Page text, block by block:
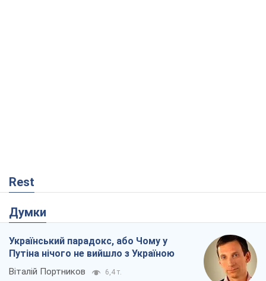
Rest
Думки
Український парадокс, або Чому у
Путіна нічого не вийшло з Україною
Віталій Портников 6,4 т.